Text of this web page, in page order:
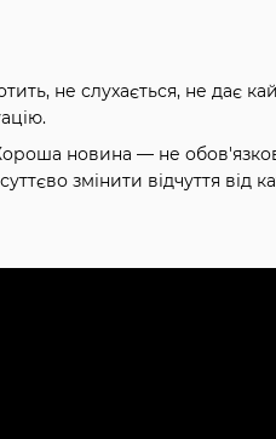
не слухається, не дає
новина — не
змінити відчуття від